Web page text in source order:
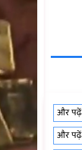
और पढ़ें
और पढ़ें